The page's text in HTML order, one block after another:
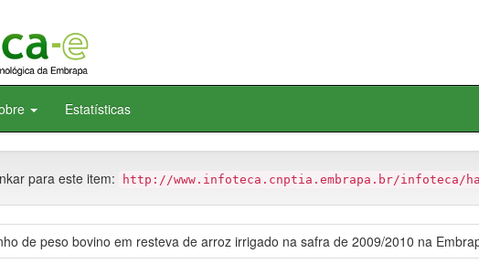
Estatísticas
para este item: http://www.infoteca.cnptia.embrapa.br/infoteca/
de peso bovino em resteva de arroz irrigado na safra de 2009/2010 na